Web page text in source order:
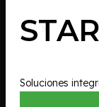
Soluciones